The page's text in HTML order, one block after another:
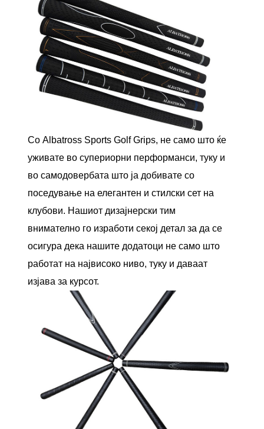
Со Albatross Sports Golf Grips, не само што ќе
уживате во супериорни перформанси, туку и
во самодовербата што ја добивате со
поседување на елегантен и стилски сет на
клубови. Нашиот дизајнерски тим
внимателно го изработи секој детал за да се
осигура дека нашите додатоци не само што
работат на највисоко ниво, туку и даваат
изјава за курсот.